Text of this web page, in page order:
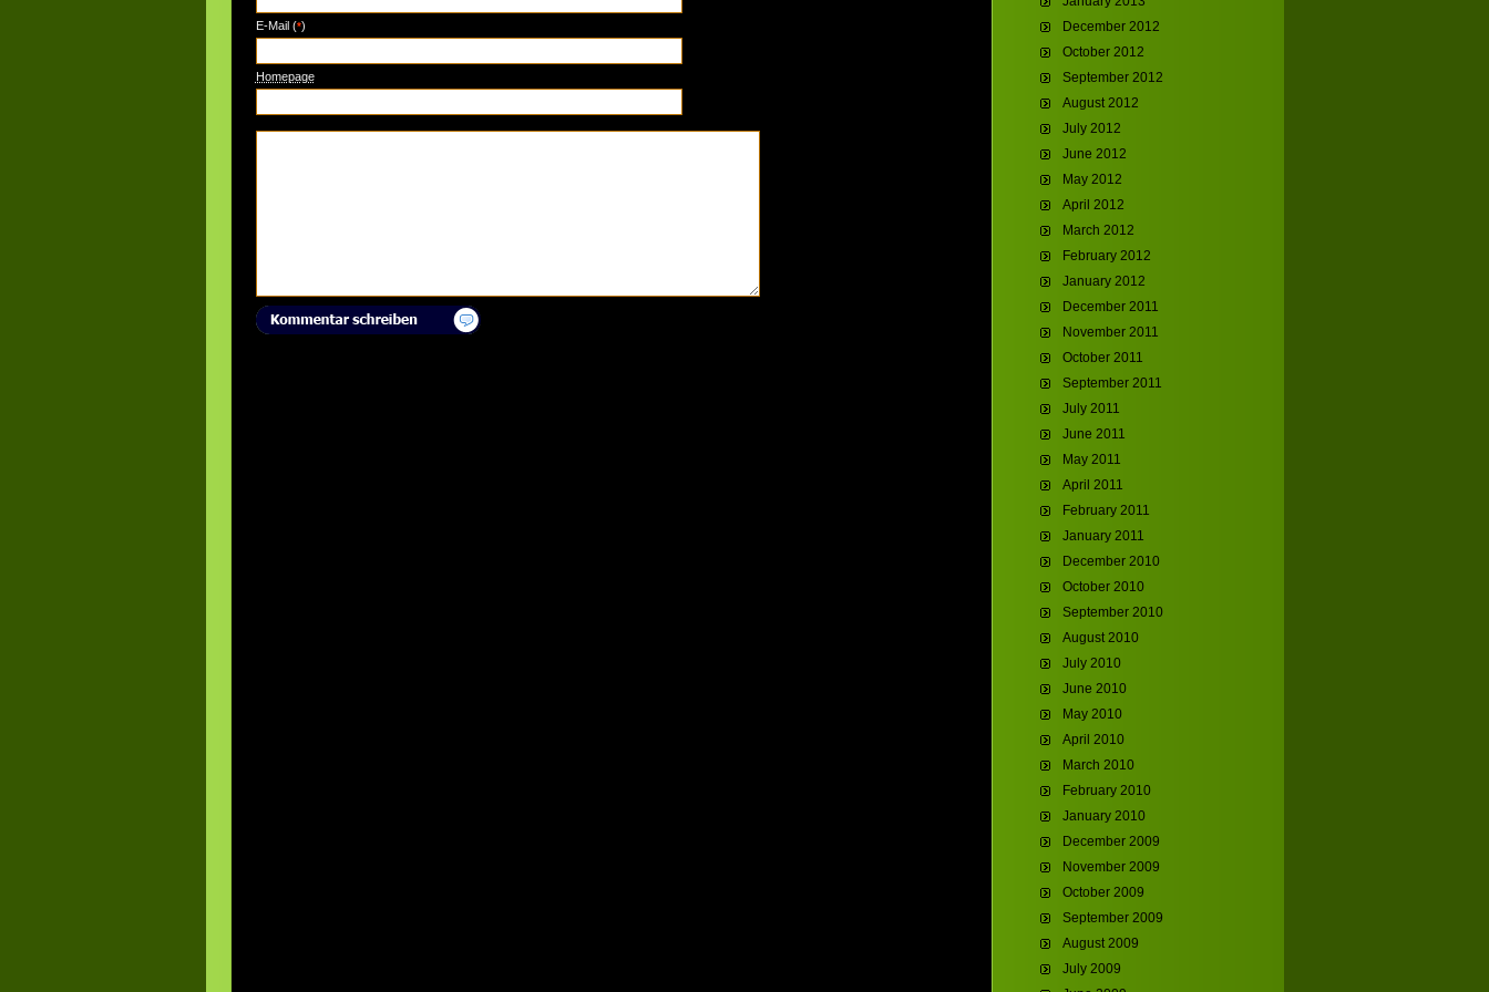
December 2012
October 2012
September 2012
August 2012
July 2012
June 2012
May 2012
April 2012
March 2012
February 2012
January 2012
December 2011
November 2011
October 2011
September 2011
July 2011
June 2011
May 2011
April 2011
February 2011
January 2011
December 2010
October 2010
September 2010
August 2010
July 2010
June 2010
May 2010
April 2010
March 2010
February 2010
January 2010
December 2009
November 2009
October 2009
September 2009
August 2009
July 2009
E-Mail (*)
Homepage